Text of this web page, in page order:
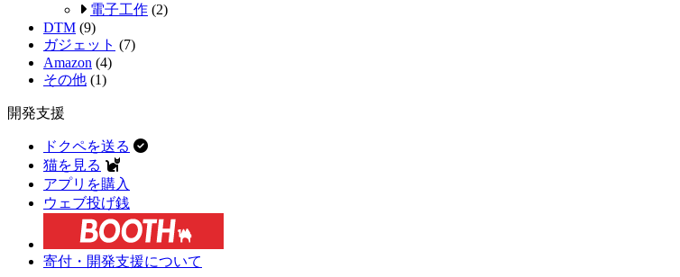
電子工作 (2)
DTM (9)
ガジェット (7)
Amazon (4)
その他 (1)
開発支援
ドクペを送る
猫を見る
アプリを購入
ウェブ投げ銭
寄付・開発支援について